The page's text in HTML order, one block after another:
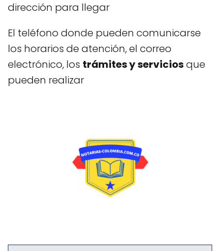
dirección para llegar
El teléfono donde pueden comunicarse
los horarios de atención, el correo
electrónico, los trámites y serviciosque
pueden realizar